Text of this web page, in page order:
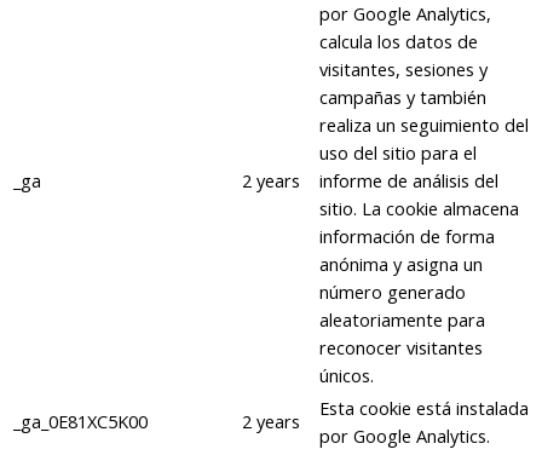
_ga 2 years
por Google Analytics,
calcula los datos de
visitantes, sesiones y
campañas y también
realiza un seguimiento del
uso del sitio para el
informe de análisis del
sitio. La cookie almacena
información de forma
anónima y asigna un
número generado
aleatoriamente para
reconocer visitantes
únicos.
_ga_0E81XC5K00
2 years
Esta cookie está instalada
por Google Analytics.